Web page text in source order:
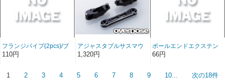
フランジパイプ(2pcs)/ブ
ラック※XEX
110円
アジャスタブルサスマウ
ントセット/ブラック
1,320円
ボールエンドエクステン
ション (ブラック)
66円
1 2 3 4 5 6 7 8 9 10... 次の18件